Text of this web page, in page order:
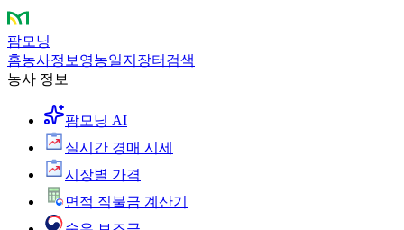
팜모닝
홈농사정보 영농일지 장터 검색
농사 정보
팜모닝 AI
실시간 경매 시세
시장별 가격
면적 직불금 계산기